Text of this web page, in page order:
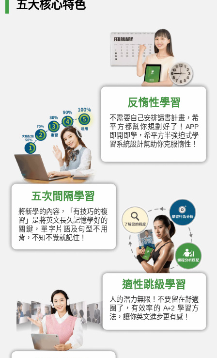
五大核心特色
反惰性學習
不需要自己安排讀書計畫，希
平方都幫你規劃好了！APP
即開即學，希平方半強迫式學
習系統設計幫助你克服惰性！
五次間隔學習
將新學的內容，「有技巧的複
習」是將英文長久記憶學好的
關鍵，單字片語及句型不用
背，不知不覺就記住！
適性跳級學習
人的潛力無限！不要留在舒適
圈了，有效率的 A+2 學習方
法，讓你英文進步更有感！